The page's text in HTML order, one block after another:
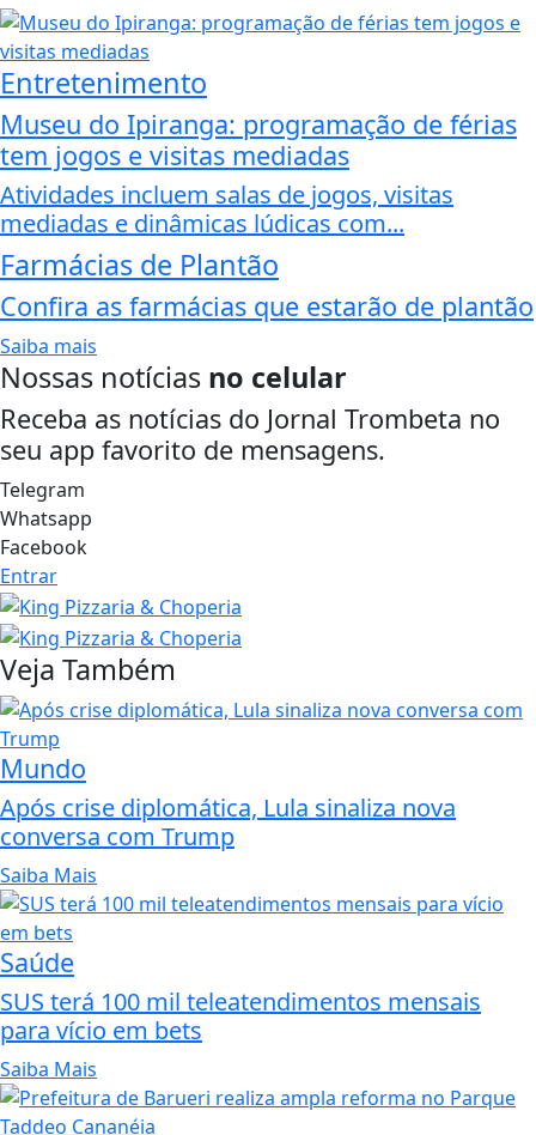
Entretenimento
Museu do Ipiranga: programação de férias
tem jogos e visitas mediadas
Atividades incluem salas de jogos, visitas
mediadas e dinâmicas lúdicas com...
Farmácias de Plantão
Confira as farmácias que estarão de plantão
Saiba mais
Nossas notícias no celular
Receba as notícias do Jornal Trombeta no
seu app favorito de mensagens.
Telegram
Whatsapp
Facebook
Entrar
Veja Também
Mundo
Após crise diplomática, Lula sinaliza nova
conversa com Trump
Saiba Mais
Saúde
SUS terá 100 mil teleatendimentos mensais
para vício em bets
Saiba Mais